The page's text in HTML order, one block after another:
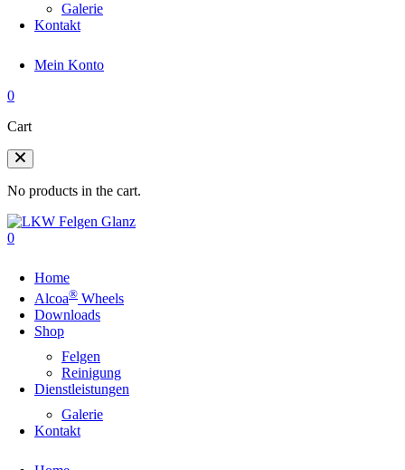
Galerie
Kontakt
Mein Konto
0
Cart
No products in the cart.
0
Home
Alcoa® Wheels
Downloads
Shop
Felgen
Reinigung
Dienstleistungen
Galerie
Kontakt